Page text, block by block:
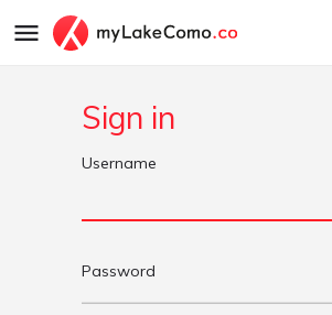
Sign in
Username
Password